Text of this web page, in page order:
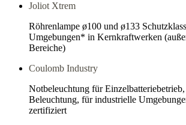
Joliot Xtrem
Röhrenlampe ø100 und ø133
Umgebungen* in Kernkraftwerken
Bereiche)
Coulomb Industry
Notbeleuchtung für
Beleuchtung, für industrielle
zertifiziert